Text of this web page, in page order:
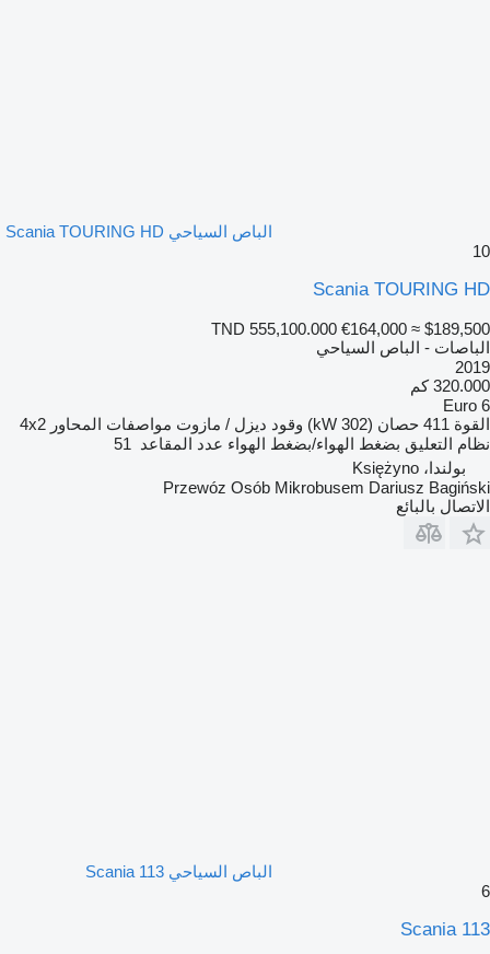
الباص السياحي Scania TOURING HD
10
Scania TOURING HD
TND 555,100.000 €164,000 ≈ $189,500
الباصات - الباص السياحي
2019
320.000 كم
Euro 6
القوة 411 حصان (302 kW) وقود ديزل / مازوت مواصفات المحاور 4x2
نظام التعليق بضغط الهواء/بضغط الهواء عدد المقاعد 51
بولندا، Księżyno
Przewóz Osób Mikrobusem Dariusz Bagiński
الاتصال بالبائع
الباص السياحي Scania 113
6
Scania 113